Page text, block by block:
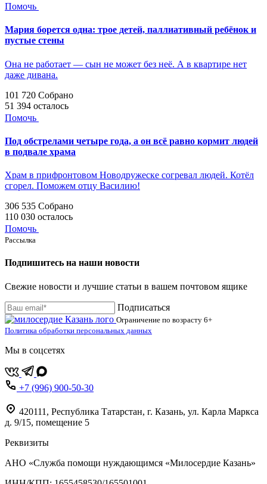
Помочь
Мария борется одна: трое детей, паллиативный ребёнок и
пустые стены
Она не работает — сын не может без неё. А в квартире нет
даже дивана.
101 720 Собрано
51 394 осталось
Помочь
Под обстрелами четыре года, а он всё равно кормит людей
в подвале храма
Храм в прифронтовом Новодружеске согревал людей. Котёл
сгорел. Поможем отцу Василию!
306 535 Собрано
110 030 осталось
Помочь
Рассылка
Подпишитесь на наши новости
Свежие новости и лучшие статьи в вашем почтовом ящике
Подписаться
Ограничение по возрасту 6+
Политика обработки персональных данных
Мы в соцсетях
+7 (996) 900-50-30
420111 , Республика Татарстан, г. Казань, ул. Карла Маркса
д. 9/15, помещение 5
Реквизиты
АНО «Служба помощи нуждающимся «Милосердие Казань»